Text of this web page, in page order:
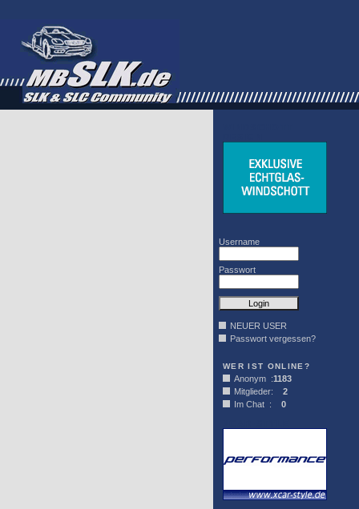
Username
Passwort
NEUER USER
Passwort vergessen?
WER IST ONLINE?
Anonym :1183
Mitglieder: 2
Im Chat : 0